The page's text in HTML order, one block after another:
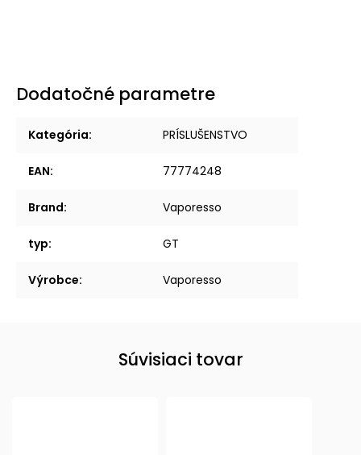
Dodatočné parametre
Kategória: PRÍSLUŠENSTVO
EAN: 77774248
Brand: Vaporesso
typ: GT
Výrobce: Vaporesso
Súvisiaci tovar